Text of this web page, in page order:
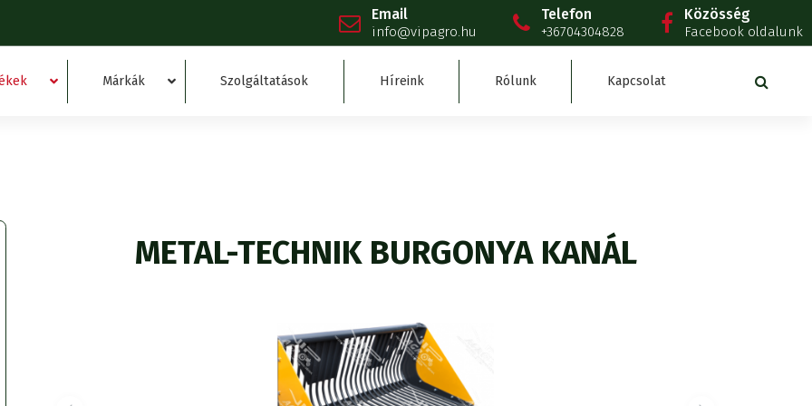
Email
info@vipagro.hu
Telefon
+36704304828
Közösség
Facebook oldalunk
Márkák Szolgáltatások Híreink Rólunk Kapcsolat
METAL-TECHNIK BURGONYA KANÁL